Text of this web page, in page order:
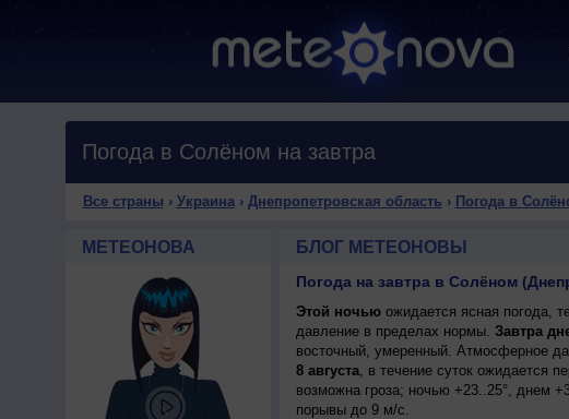
Погода в Солёном на завтра
Все страны › Украина› Днепропетровская область › Погода в
МЕТЕОНОВА БЛОГ МЕТЕОНОВЫ
Погода на завтра в Солёном
Этой ночьюожидается ясная погода,
давление в пределах нормы. Завтра
восточный, умеренный. Атмосферное
8 августа, в течение суток ожидается
возможна гроза; ночью +23..25°, днем
порывы до 9 м/с.